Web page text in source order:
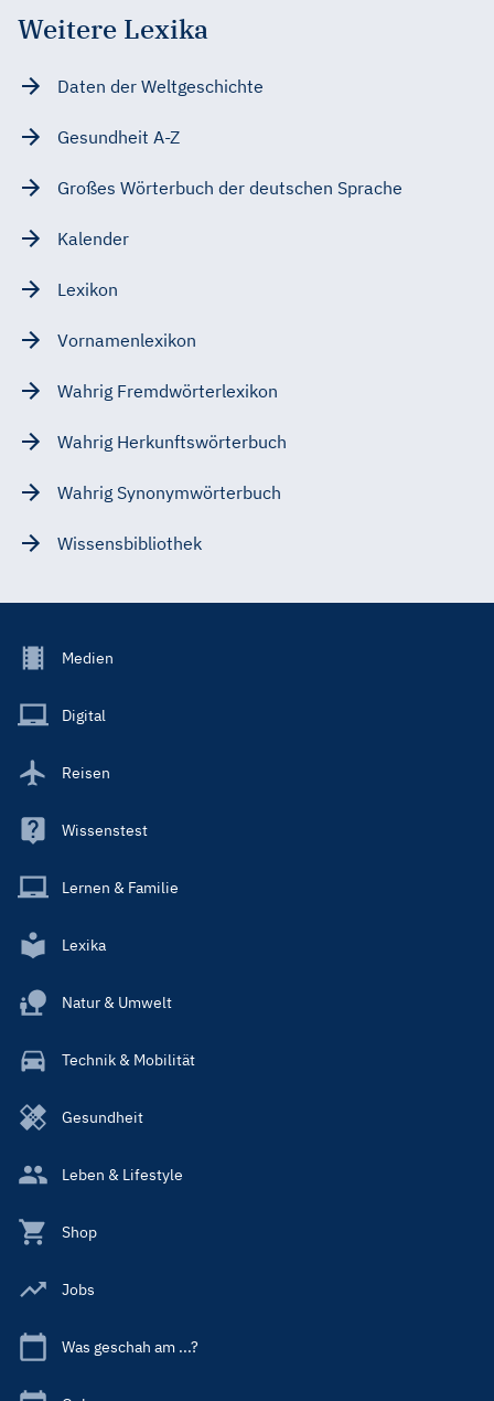
Weitere Lexika
Daten der Weltgeschichte
Gesundheit A-Z
Großes Wörterbuch der deutschen Sprache
Kalender
Lexikon
Vornamenlexikon
Wahrig Fremdwörterlexikon
Wahrig Herkunftswörterbuch
Wahrig Synonymwörterbuch
Wissensbibliothek
Footer
Main
Medien
Digital
Reisen
Wissenstest
Lernen & Familie
Lexika
Natur & Umwelt
Technik & Mobilität
Gesundheit
Leben & Lifestyle
Shop
Jobs
Was geschah am ...?